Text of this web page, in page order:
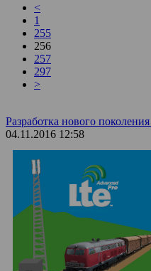
<
1
255
256
257
297
>
Разработка нового
04.11.2016 12:58